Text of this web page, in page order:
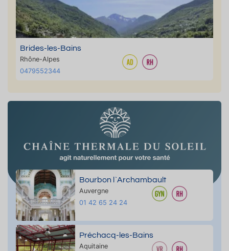
Brides-les-Bains
Rhône-Alpes
0479552344
Bourbon l`Archambault
Auvergne
01 42 65 24 24
Préchacq-les-Bains
Aquitaine